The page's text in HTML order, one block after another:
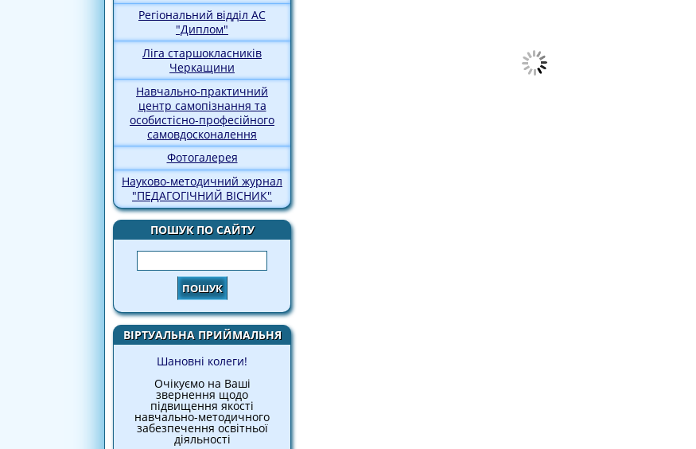
Регіональний відділ АС
"Диплом"
Ліга старшокласників
Черкащини
Навчально-практичний
центр самопізнання та
особистісно-професійного
самовдосконалення
Фотогалерея
Науково-методичний журнал
"ПЕДАГОГІЧНИЙ ВІСНИК"
ПОШУК ПО САЙТУ
Пошук
ВІРТУАЛЬНА ПРИЙМАЛЬНЯ
Шановні колеги!
Очікуємо на Ваші
звернення щодо
підвищення якості
навчально-методичного
забезпечення освітньої
діяльності